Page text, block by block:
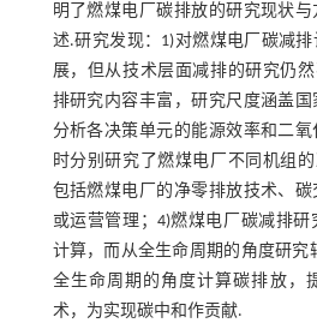
明了燃煤电厂碳排放的研究现状
述.研究发现：1)对燃煤电厂碳减
展，但从技术层面减排的研究仍
排研究内容丰富，研究尺度涵盖
分析各决策单元的能源效率和二氧
时分别研究了燃煤电厂不同机组
包括燃煤电厂的净零排放技术、碳
或运营管理；4)燃煤电厂碳减排
计算，而从全生命周期的角度研究
全生命周期的角度计算碳排放，
术，为实现碳中和作贡献.